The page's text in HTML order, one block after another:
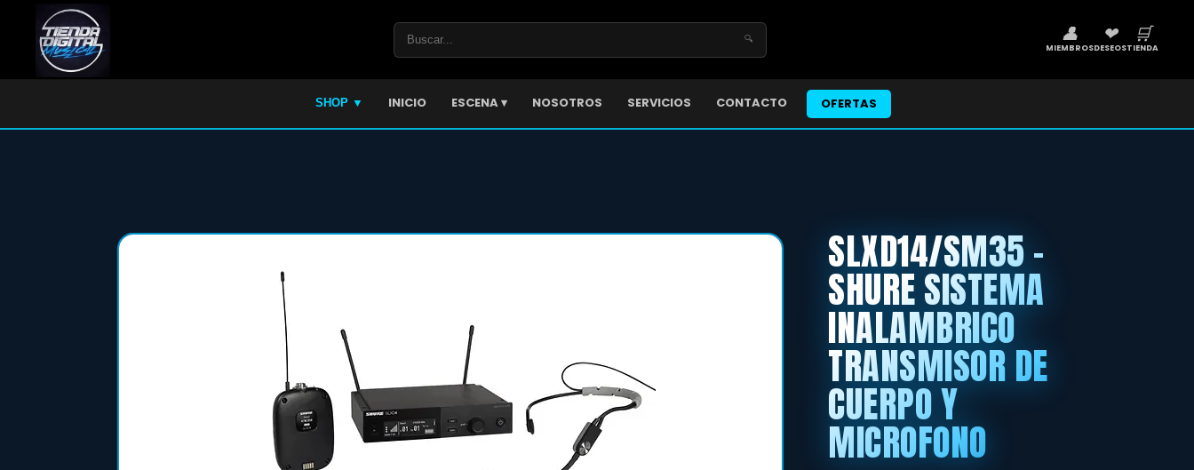
🔍 👤
MIEMBROS
❤
DESEOS
🛒
TIENDA
SHOP ▼ INICIO ESCENA ▾ NOSOTROS SERVICIOS CONTACTO OFERTAS
SLXD14/SM35 -
SHURE SISTEMA
INALAMBRICO
TRANSMISOR DE
CUERPO Y
MICROFONO